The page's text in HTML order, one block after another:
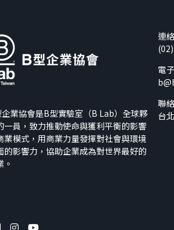
業協會是B型實驗室（B Lab）全球夥
一員，致力推動使命與獲利平衡的影響
業模式，用商業力量發揮對社會與環境
的影響力，協助企業成為對世界最好的
。
連
電
聯
台